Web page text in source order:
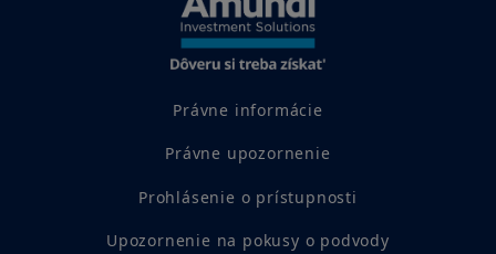
Právne informácie
Právne upozornenie
Prohlásenie o prístupnosti
Upozornenie na pokusy o podvody